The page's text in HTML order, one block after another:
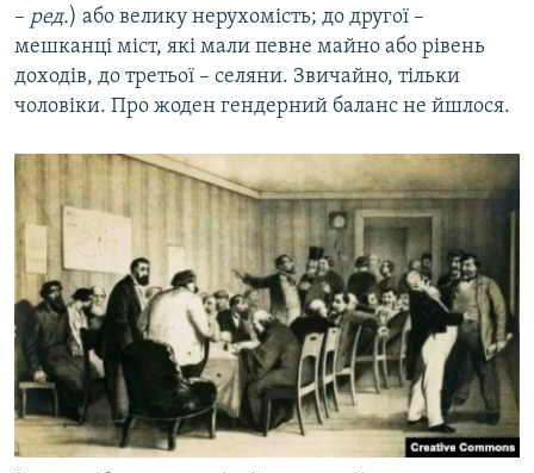
– ред.) або велику нерухомість; до другої ­–
мешканці міст, які мали певне майно або рівень
доходів, до третьої – селяни. Звичайно, тільки
чоловіки. Про жоден гендерний баланс не йшлося.